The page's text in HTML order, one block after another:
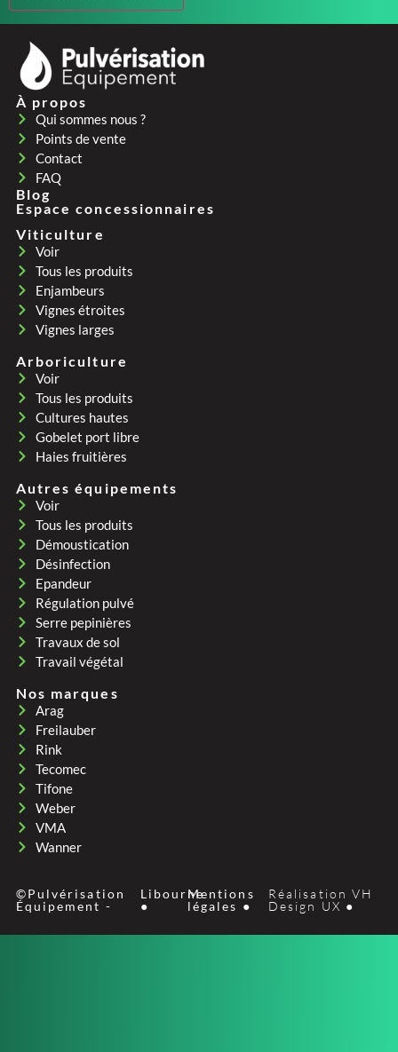
À propos
Qui sommes nous ?
Points de vente
Contact
FAQ
Blog
Espace concessionnaires
Viticulture
Voir
Tous les produits
Enjambeurs
Vignes étroites
Vignes larges
Arboriculture
Voir
Tous les produits
Cultures hautes
Gobelet port libre
Haies fruitières
Autres équipements
Voir
Tous les produits
Démoustication
Désinfection
Epandeur
Régulation pulvé
Serre pepinières
Travaux de sol
Travail végétal
Nos marques
Arag
Freilauber
Rink
Tecomec
Tifone
Weber
VMA
Wanner
©Pulvérisation
Équipement -
Libourne
●
Mentions
légales ●
Réalisation VH
Design UX ●